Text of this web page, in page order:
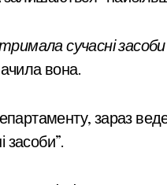
сучасні
вона.
зараз
засоби”.